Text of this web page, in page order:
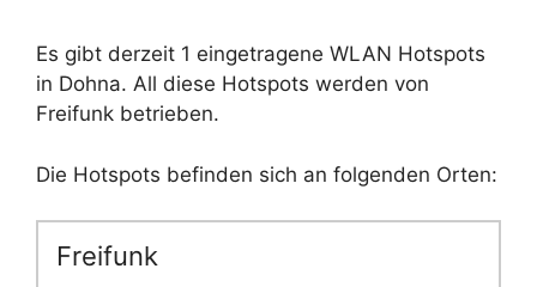
Es gibt derzeit 1 eingetragene WLAN Hotspots
in Dohna. All diese Hotspots werden von
Freifunk betrieben.
Die Hotspots befinden sich an folgenden Orten:
Freifunk